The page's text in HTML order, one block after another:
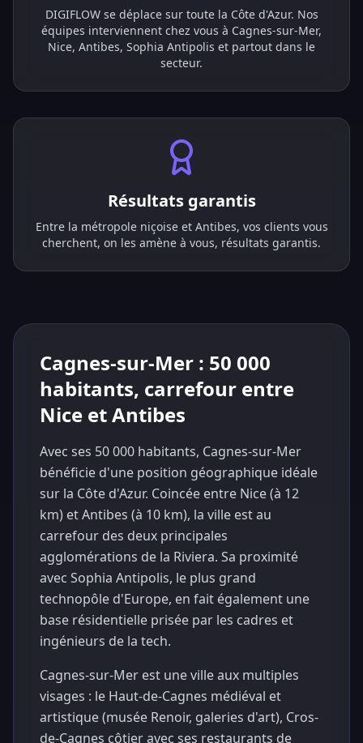
DIGIFLOW se déplace sur toute la Côte d'Azur. Nos
équipes interviennent chez vous à Cagnes-sur-Mer,
Nice, Antibes, Sophia Antipolis et partout dans le
secteur.
Résultats garantis
Entre la métropole niçoise et Antibes, vos clients vous
cherchent, on les amène à vous, résultats garantis.
Cagnes-sur-Mer : 50 000
habitants, carrefour entre
Nice et Antibes
Avec ses 50 000 habitants, Cagnes-sur-Mer
bénéficie d'une position géographique idéale
sur la Côte d'Azur. Coincée entre Nice (à 12
km) et Antibes (à 10 km), la ville est au
carrefour des deux principales
agglomérations de la Riviera. Sa proximité
avec Sophia Antipolis, le plus grand
technopôle d'Europe, en fait également une
base résidentielle prisée par les cadres et
ingénieurs de la tech.
Cagnes-sur-Mer est une ville aux multiples
visages : le Haut-de-Cagnes médiéval et
artistique (musée Renoir, galeries d'art), Cros-
de-Cagnes côtier avec ses restaurants de